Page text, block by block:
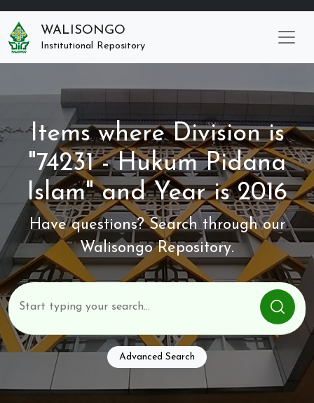
WALISONGO
Institutional Repository
Items where Division is
"74231 - Hukum Pidana
Islam" and Year is 2016
Have questions? Search through our
Walisongo Repository.
Advanced Search